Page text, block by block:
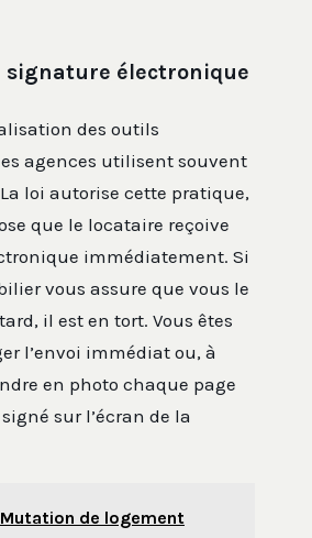
signature électronique
des outils
agences utilisent souvent
loi autorise cette pratique,
que le locataire reçoive
immédiatement. Si
vous assure que vous le
il est en tort. Vous êtes
l’envoi immédiat ou, à
en photo chaque page
sur l’écran de la
Mutation de logement